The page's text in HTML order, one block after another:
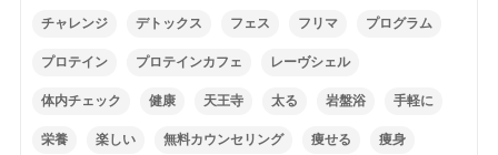
チャレンジ デトックス フェス フリマ プログラム
プロテイン プロテインカフェ レーヴシェル
体内チェック 健康 天王寺 太る 岩盤浴 手軽に
栄養 楽しい 無料カウンセリング 痩せる 痩身